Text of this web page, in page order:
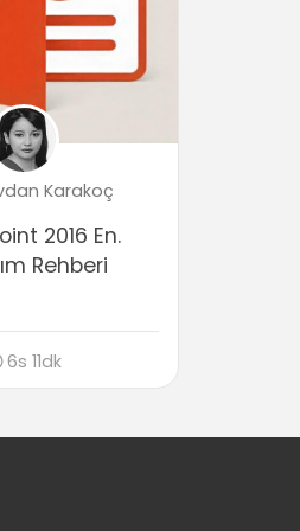
Karakoç
2016 En.
Rehberi
6s 11dk